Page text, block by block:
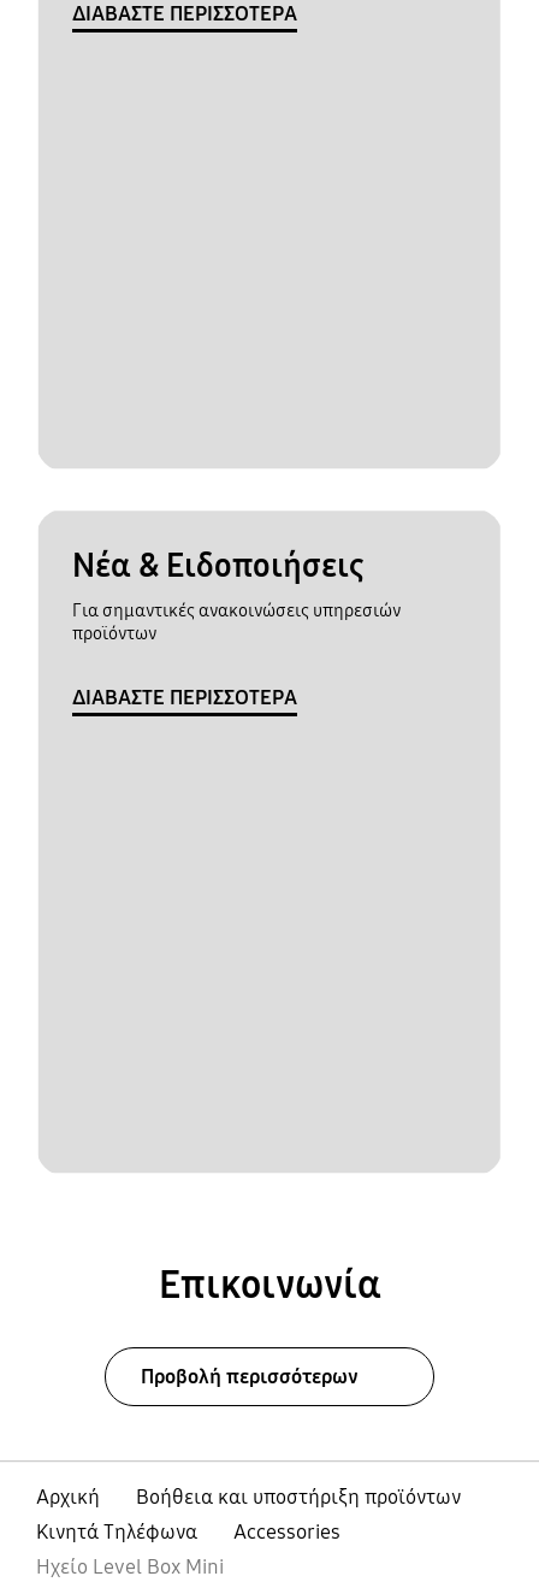
ΔΙΑΒΑΣΤΕ ΠΕΡΙΣΣΟΤΕΡΑ
Νέα & Ειδοποιήσεις
Για σημαντικές ανακοινώσεις υπηρεσιών
προϊόντων
ΔΙΑΒΑΣΤΕ ΠΕΡΙΣΣΟΤΕΡΑ
Επικοινωνία
Προβολή περισσότερων
Αρχική
Βοήθεια και υποστήριξη προϊόντων
Κινητά Τηλέφωνα
Accessories
Ηχείο Level Box Mini